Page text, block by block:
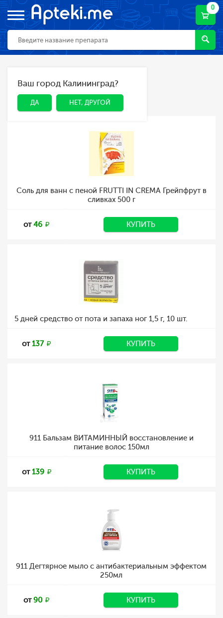
0
ДА НЕТ, ДРУГОЙ
Ваш город Калининград?
ДА НЕТ, ДРУГОЙ
Главная Каталог Косметика
Косметика
Соль для ванн с пеной FRUTTI IN CREMA Грейпфрут в
сливках 500 г
от46 КУПИТЬ
5 дней средство от пота и запаха ног 1,5 г, 10 шт.
от137 КУПИТЬ
911 Бальзам ВИТАМИННЫЙ восстановление и
питание волос 150мл
от139 КУПИТЬ
911 Дегтярное мыло с антибактериальным эффектом
250мл
от90 КУПИТЬ